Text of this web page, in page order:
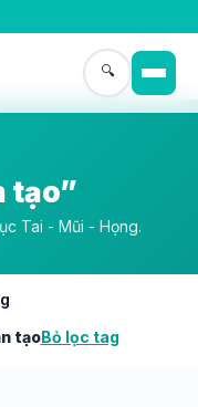
🔍
tạo”
Tai - Mũi - Họng.
tạoBỏ lọc tag